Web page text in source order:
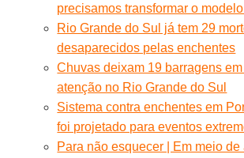
precisamos transformar o
Rio Grande do Sul já tem 29
desaparecidos pelas enchentes
Chuvas deixam 19 barragens
atenção no Rio Grande do Sul
Sistema contra enchentes em
foi projetado para eventos
Para não esquecer | Em meio